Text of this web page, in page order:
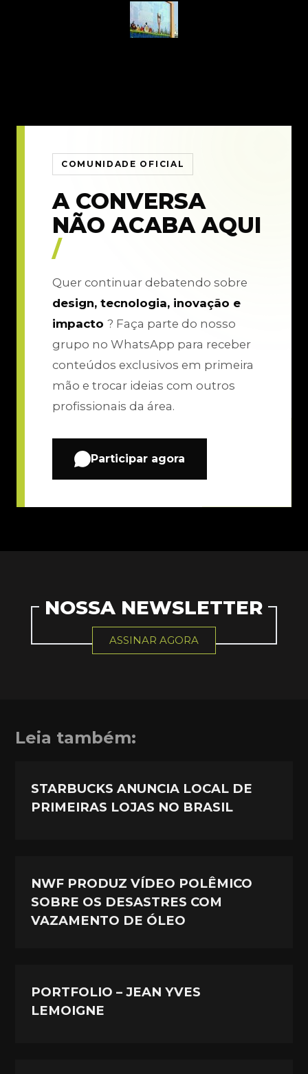
COMUNIDADE OFICIAL
A CONVERSA
NÃO ACABA AQUI
/
Quer continuar debatendo sobre
design, tecnologia, inovação e
impacto ? Faça parte do nosso
grupo no WhatsApp para receber
conteúdos exclusivos em primeira
mão e trocar ideias com outros
profissionais da área.
Participar agora
NOSSA NEWSLETTER
ASSINAR AGORA
Leia também:
STARBUCKS ANUNCIA LOCAL DE
PRIMEIRAS LOJAS NO BRASIL
NWF PRODUZ VÍDEO POLÊMICO
SOBRE OS DESASTRES COM
VAZAMENTO DE ÓLEO
PORTFOLIO – JEAN YVES
LEMOIGNE